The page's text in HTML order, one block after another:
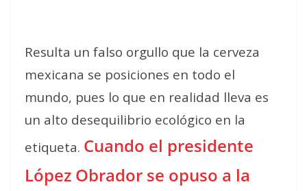
Resulta un falso orgullo que la cerveza
mexicana se posiciones en todo el
mundo, pues lo que en realidad lleva es
un alto desequilibrio ecológico en la
etiqueta. Cuando el presidente
López Obrador se opuso a la